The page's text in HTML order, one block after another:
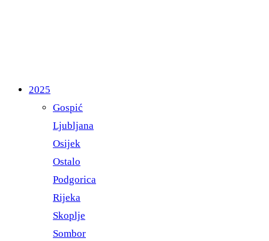
2025
Gospić
Ljubljana
Osijek
Ostalo
Podgorica
Rijeka
Skoplje
Sombor